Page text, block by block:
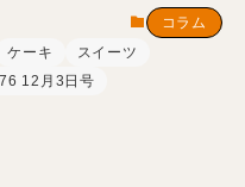
コラム
ケーキ
スイーツ
12月3日号